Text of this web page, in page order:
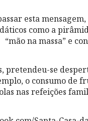
esta
como a
“mão na massa” e
pretendeu-se
o consumo de
nas refeições